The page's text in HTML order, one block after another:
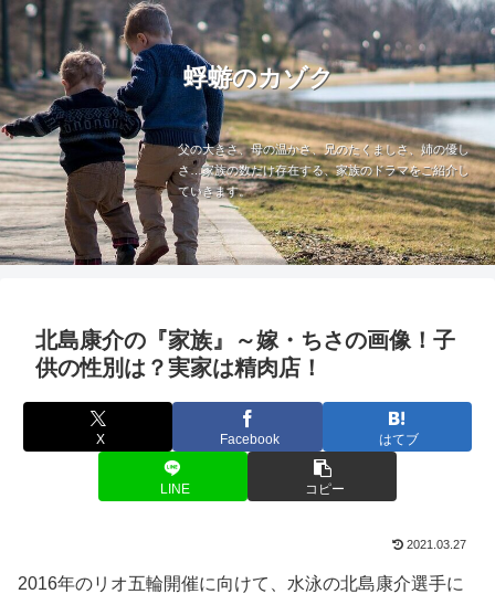
蜉蝣のカゾク
父の大きさ、母の温かさ、兄のたくましさ、姉の優し
さ…家族の数だけ存在する、家族のドラマをご紹介し
ていきます。
北島康介の『家族』～嫁・ちさの画像！子
供の性別は？実家は精肉店！
X Facebook はてブ
LINE コピー
2021.03.27
2016年のリオ五輪開催に向けて、水泳の北島康介選手に